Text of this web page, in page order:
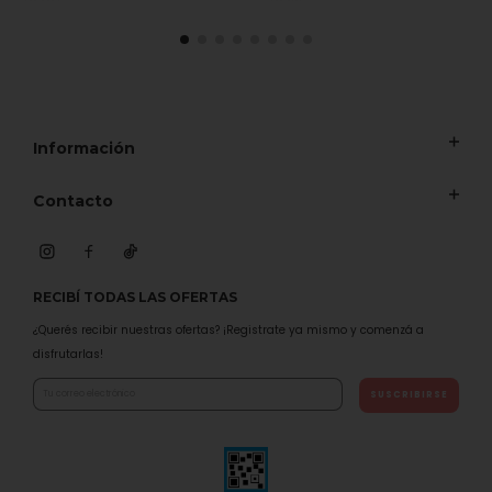
Información
Contacto
RECIBÍ TODAS LAS OFERTAS
¿Querés recibir nuestras ofertas? ¡Registrate ya mismo y comenzá a
disfrutarlas!